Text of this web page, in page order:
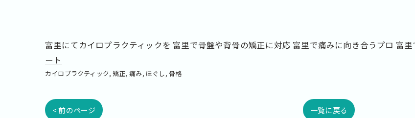
富里にてカイロプラクティックを 富里で骨盤や背骨の矯正に対応 富里で痛みに向き合うプロ 富
ート
カイロプラクティック 矯正 痛み ほぐし 骨格
< 前のページ 一覧に戻る